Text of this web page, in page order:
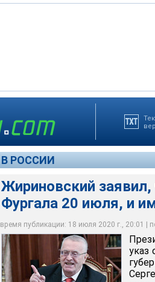
В РОССИИ
Жириновский
Фургала 20 июля, и
время публикации: 18 июля 2020 г., 20:01 |
Владимир Жириновский
Пресс-служба Президента
Сергей Фургал
АГН Москва / Сергей Ведяшкин
указ